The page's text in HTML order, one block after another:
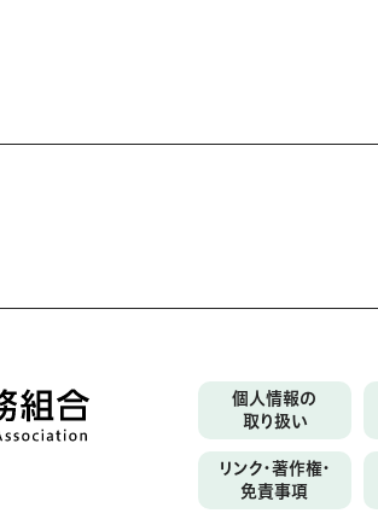
個人情報の
取り扱い
リンク・著作権・
免責事項